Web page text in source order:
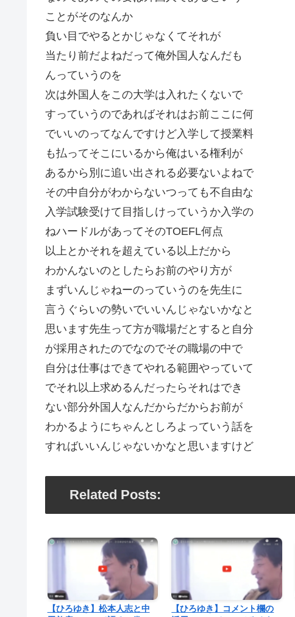
ことがそのなんか
負い目でやるとかじゃなくてそれが
当たり前だよねだって俺外国人なんだも
んっていうのを
次は外国人をこの大学は入れたくないで
すっていうのであればそれはお前ここに何
でいいのってなんですけど入学して授業料
も払ってそこにいるから俺はいる権利が
あるから別に追い出される必要ないよねで
その中自分がわからないつっても不自由な
入学試験受けて目指しけっていうか入学の
ねハードルがあってそのTOEFL何点
以上とかそれを超えている以上だから
わかんないのとしたらお前のやり方が
まずいんじゃねーのっていうのを先生に
言うぐらいの勢いでいいんじゃないかなと
思います先生って方が職場だとすると自分
が採用されたのでなのでその職場の中で
自分は仕事はできてやれる範囲やっていて
でそれ以上求めるんだったらそれはでき
ない部分外国人なんだからだからお前が
わかるようにちゃんとしろよっていう話を
すればいいんじゃないかなと思いますけど
Related Posts:
【ひろゆき】松本人志と中
【ひろゆき】コメント欄の